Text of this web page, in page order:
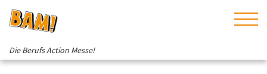
Die Berufs Action Messe!